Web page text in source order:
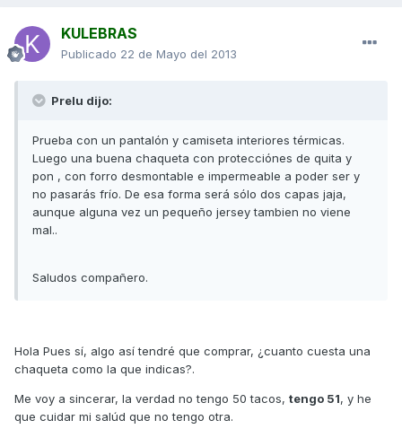
KULEBRAS
Publicado 22 de Mayo del 2013
Prelu dijo:
Prueba con un pantalón y camiseta interiores térmicas.
Luego una buena chaqueta con protecciónes de quita y
pon , con forro desmontable e impermeable a poder ser y
no pasarás frío. De esa forma será sólo dos capas jaja,
aunque alguna vez un pequeño jersey tambien no viene
mal..
Saludos compañero.
Hola Pues sí, algo así tendré que comprar, ¿cuanto cuesta una
chaqueta como la que indicas?.
Me voy a sincerar, la verdad no tengo 50 tacos, tengo 51, y he
que cuidar mi salúd que no tengo otra.